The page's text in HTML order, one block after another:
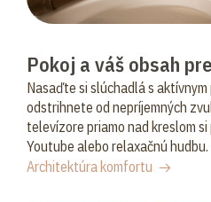
Pokoj a váš obsah
Nasaďte si slúchadlá s
odstrihnete od nepríjemných
televízore priamo nad kreslom
Youtube alebo relaxačnú hudbu.
Architektúra komfortu